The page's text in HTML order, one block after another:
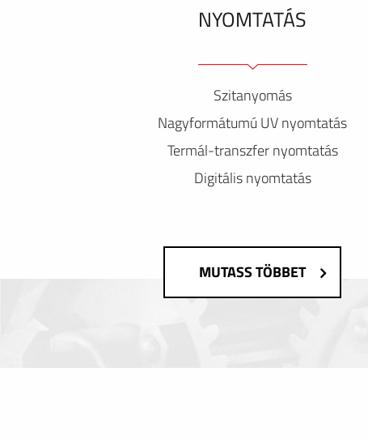
NYOMTATÁS
Szitanyomás
Nagyformátumú UV nyomtatás
Termál-transzfer nyomtatás
Digitális nyomtatás
MUTASS TÖBBET